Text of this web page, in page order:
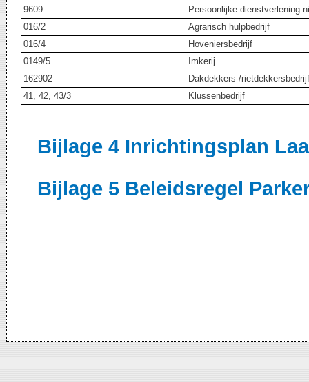
9609
Persoonlijke dienstverlening
016/2
Agrarisch hulpbedrijf
016/4
Hoveniersbedrijf
0149/5
Imkerij
162902
Dakdekkers-/
41, 42, 43/3
Klussenbedrijf
Bijlage 4 Inrichtingsplan
Bijlage 5 Beleidsregel